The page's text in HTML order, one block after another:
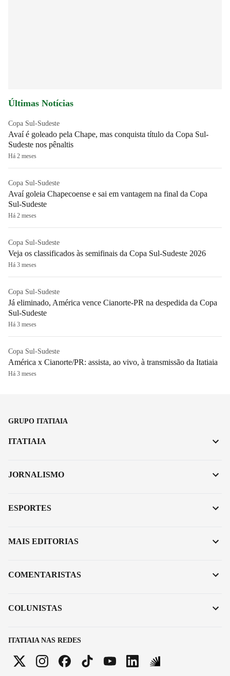
Últimas Notícias
Copa Sul-Sudeste
Avaí é goleado pela Chape, mas conquista título da Copa Sul-
Sudeste nos pênaltis
Há 2 meses
Copa Sul-Sudeste
Avaí goleia Chapecoense e sai em vantagem na final da Copa
Sul-Sudeste
Há 2 meses
Copa Sul-Sudeste
Veja os classificados às semifinais da Copa Sul-Sudeste 2026
Há 3 meses
Copa Sul-Sudeste
Já eliminado, América vence Cianorte-PR na despedida da Copa
Sul-Sudeste
Há 3 meses
Copa Sul-Sudeste
América x Cianorte/PR: assista, ao vivo, à transmissão da Itatiaia
Há 3 meses
GRUPO ITATIAIA
ITATIAIA NAS REDES
ITATIAIA
JORNALISMO
ESPORTES
MAIS EDITORIAS
COMENTARISTAS
COLUNISTAS